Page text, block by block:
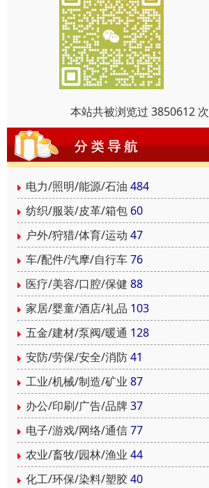
本站共被浏览过 3850612 次
电力/照明/能源/石油 484
纺织/服装/皮革/箱包 60
户外/狩猎/体育/运动 47
车/配件/汽摩/自行车76
医疗/美容/口腔/保健 88
家居/婴童/酒店/礼品 103
五金/建材/泵阀/暖通 128
安防/劳保/安全/消防41
工业/机械/制造/矿业 87
办公/印刷/广告/品牌37
电子/游戏/网络/通信77
农业/畜牧/园林/渔业 44
化工/环保/染料/塑胶40